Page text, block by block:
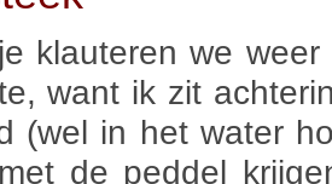
klauteren we
want ik zit
(wel in het water
de peddel